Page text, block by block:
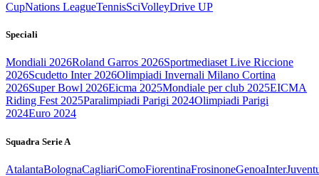
CupNations LeagueTennisSciVolleyDrive UP
Speciali
Mondiali 2026Roland Garros 2026Sportmediaset Live Riccione
2026Scudetto Inter 2026Olimpiadi Invernali Milano Cortina
2026Super Bowl 2026Eicma 2025Mondiale per club 2025EICMA
Riding Fest 2025Paralimpiadi Parigi 2024Olimpiadi Parigi
2024Euro 2024
Squadra Serie A
AtalantaBolognaCagliariComoFiorentinaFrosinoneGenoaInter